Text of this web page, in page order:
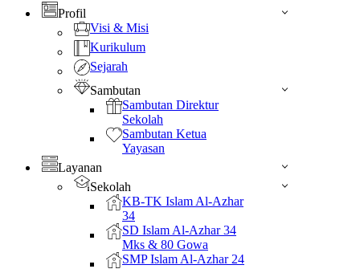
Profil
Visi & Misi
Kurikulum
Sejarah
Sambutan
Sambutan Direktur
Sekolah
Sambutan Ketua
Yayasan
Layanan
Sekolah
KB-TK Islam Al-Azhar
34
SD Islam Al-Azhar 34
Mks & 80 Gowa
SMP Islam Al-Azhar 24